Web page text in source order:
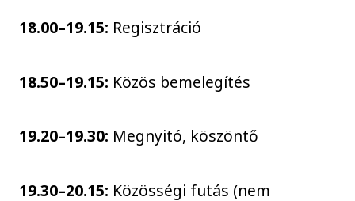
18.00–19.15: Regisztráció
18.50–19.15: Közös bemelegítés
19.20–19.30: Megnyitó, köszöntő
19.30–20.15: Közösségi futás (nem